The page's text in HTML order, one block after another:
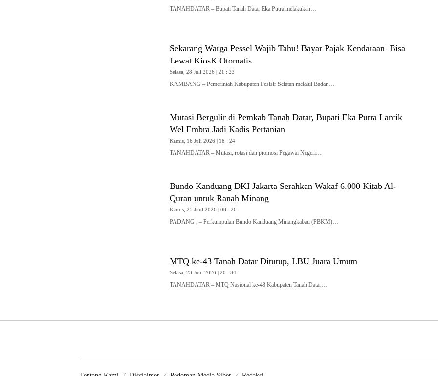
TANAHDATAR – Bupati Tanah Datar Eka Putra melakukan…
Sekarang Warga Pessel Wajib Tahu! Bayar Pajak Kendaraan Bisa
Lewat KiosK Otomatis
Selasa, 28 Juli 2026 | 21 : 23
KAMBANG – Pemerintah Kabupaten Pesisir Selatan melalui Badan…
Mutasi Bergulir di Pemkab Tanah Datar, Bupati Eka Putra Lantik
Wel Embra Jadi Kadis Pertanian
Kamis, 16 Juli 2026 | 18 : 24
TANAHDATAR – Mutasi, rotasi dan promosi Pegawai Negeri…
Bundo Kanduang DKI Jakarta Serahkan Wakaf 6.000 Kitab Al-
Quran untuk Ranah Minang
Kamis, 25 Juni 2026 | 08 : 26
PADANG , – Perkumpulan Bundo Kanduang Minangkabau (PBKM)…
MTQ ke-43 Tanah Datar Ditutup, LBU Juara Umum
Selasa, 23 Juni 2026 | 20 : 34
TANAHDATAR – MTQ Nasional ke-43 Kabupaten Tanah Datar…